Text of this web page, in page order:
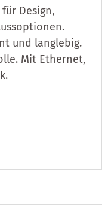
Design,
und langlebig.
Mit Ethernet,